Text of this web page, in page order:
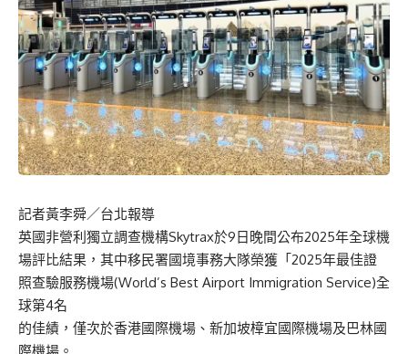
記者黃李舜／台北報導
英國非營利獨立調查機構Skytrax於9日晚間公布2025年全球機
場評比結果，其中移民署國境事務大隊榮獲「2025年最佳證
照查驗服務機場(World’s Best Airport Immigration Service)全
球第4名
的佳績，僅次於香港國際機場、新加坡樟宜國際機場及巴林國
際機場。